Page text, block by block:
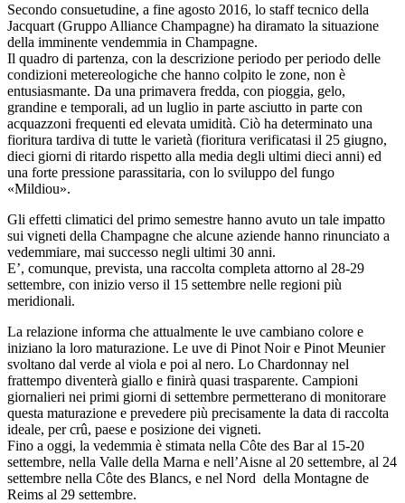
Secondo consuetudine, a fine agosto 2016, lo staff tecnico della
Jacquart (Gruppo Alliance Champagne) ha diramato la situazione
della imminente vendemmia in Champagne.
Il quadro di partenza, con la descrizione periodo per periodo delle
condizioni metereologiche che hanno colpito le zone, non è
entusiasmante. Da una primavera fredda, con pioggia, gelo,
grandine e temporali, ad un luglio in parte asciutto in parte con
acquazzoni frequenti ed elevata umidità. Ciò ha determinato una
fioritura tardiva di tutte le varietà (fioritura verificatasi il 25 giugno,
dieci giorni di ritardo rispetto alla media degli ultimi dieci anni) ed
una forte pressione parassitaria, con lo sviluppo del fungo
«Mildiou».
Gli effetti climatici del primo semestre hanno avuto un tale impatto
sui vigneti della Champagne che alcune aziende hanno rinunciato a
vedemmiare, mai successo negli ultimi 30 anni.
E’, comunque, prevista, una raccolta completa attorno al 28-29
settembre, con inizio verso il 15 settembre nelle regioni più
meridionali.
La relazione informa che attualmente le uve cambiano colore e
iniziano la loro maturazione. Le uve di Pinot Noir e Pinot Meunier
svoltano dal verde al viola e poi al nero. Lo Chardonnay nel
frattempo diventerà giallo e finirà quasi trasparente. Campioni
giornalieri nei primi giorni di settembre permetterano di monitorare
questa maturazione e prevedere più precisamente la data di raccolta
ideale, per crû, paese e posizione dei vigneti.
Fino a oggi, la vedemmia è stimata nella Côte des Bar al 15-20
settembre, nella Valle della Marna e nell’Aisne al 20 settembre, al 24
settembre nella Côte des Blancs, e nel Nord della Montagne de
Reims al 29 settembre.